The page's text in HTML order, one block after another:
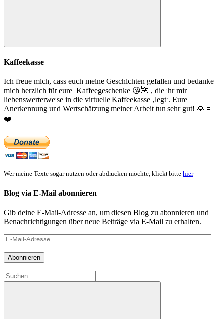
Suchen
Kaffeekasse
Ich freue mich, dass euch meine Geschichten gefallen und bedanke
mich herzlich für eure Kaffeegeschenke 😘🌺 , die ihr mir
liebenswerterweise in die virtuelle Kaffeekasse ‚legt‘. Eure
Anerkennung und Wertschätzung meiner Arbeit tun sehr gut! 🙏🏻
❤️
Wer meine Texte sogar nutzen oder abdrucken möchte, klickt bitte hier
Blog via E-Mail abonnieren
Gib deine E-Mail-Adresse an, um diesen Blog zu abonnieren und
Benachrichtigungen über neue Beiträge via E-Mail zu erhalten.
E-
Mail-
Adresse
Abonnieren
Suchen
nach: